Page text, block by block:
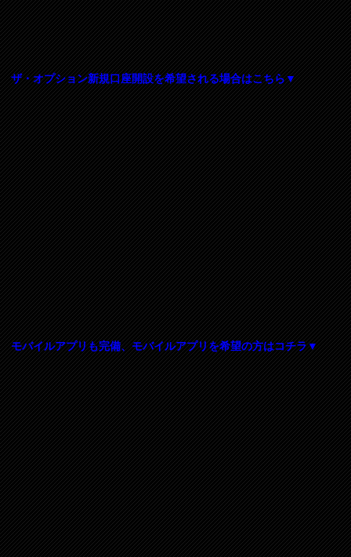
ザ・オプション新規口座開設を希望される場合はこちら▼
モバイルアプリも完備、モバイルアプリを希望の方はコチラ▼